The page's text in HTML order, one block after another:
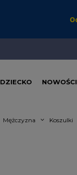
DZIECKO NOWOŚCI
Mężczyzna Koszulki